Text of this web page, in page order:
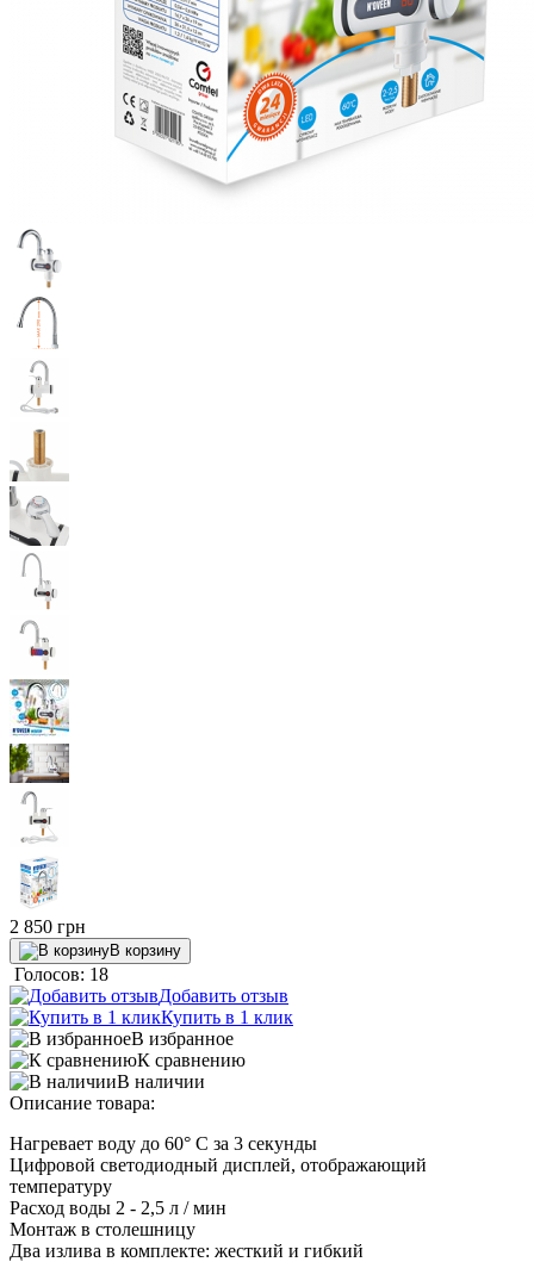
2 850 грн
В корзину
Голосов: 18
Добавить отзыв
Купить в 1 клик
В избранное
К сравнению
В наличии
Описание товара:
Нагревает воду до 60° С за 3 секунды
Цифровой светодиодный дисплей, отображающий
температуру
Расход воды 2 - 2,5 л / мин
Монтаж в столешницу
Два излива в комплекте: жесткий и гибкий